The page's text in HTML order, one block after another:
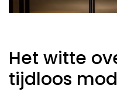
Het witte
tijdloos